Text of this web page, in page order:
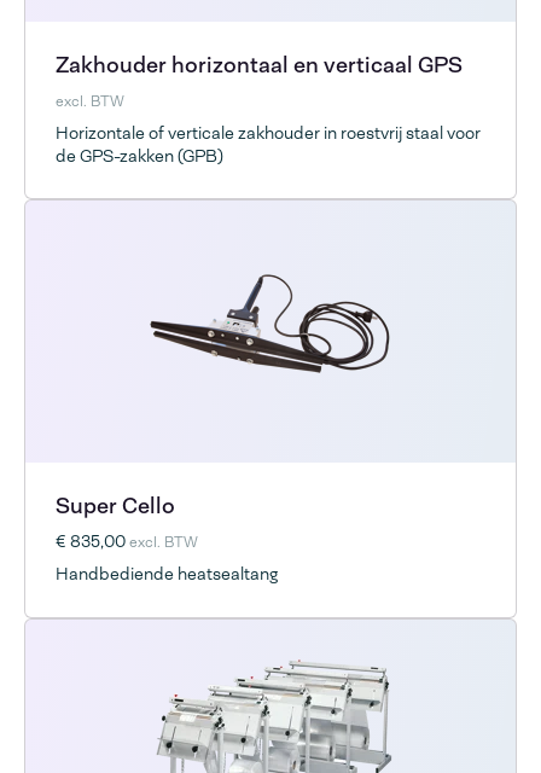
Zakhouder horizontaal en verticaal GPS
excl. BTW
Horizontale of verticale zakhouder in roestvrij staal voor
de GPS-zakken (GPB)
Super Cello
€ 835,00excl. BTW
Handbediende heatsealtang